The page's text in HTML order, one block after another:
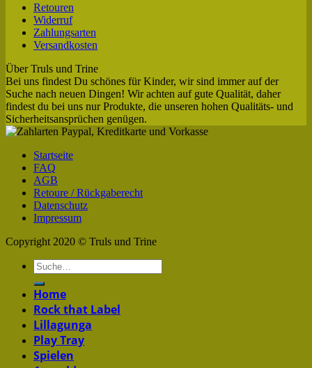
Retouren
Widerruf
Zahlungsarten
Versandkosten
Über Truls und Trine
Bei uns findest Du schönes für Kinder, wir sind immer auf der
Suche nach neuen Dingen! Wir achten auf gute Qualität, daher
findest du bei uns nur Produkte, die unseren hohen Qualitäts- und
Sicherheitsansprüchen genügen.
Startseite
FAQ
AGB
Retoure / Rückgaberecht
Datenschutz
Impressum
Copyright 2020 © Truls und Trine
Home
Rock that Label
Lillagunga
Play Tray
Spielen